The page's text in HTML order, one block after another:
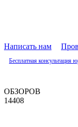
Написать нам
Бесплатная консультация
ОБЗОРОВ
14408